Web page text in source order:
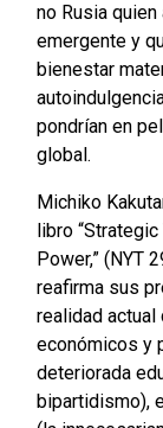
no Rusia
emergente y
bienestar
pondrían en
global.
Michiko
libro
Power,” (NYT
reafirma sus
realidad actual
económicos y
deteriorada
bipartidismo),